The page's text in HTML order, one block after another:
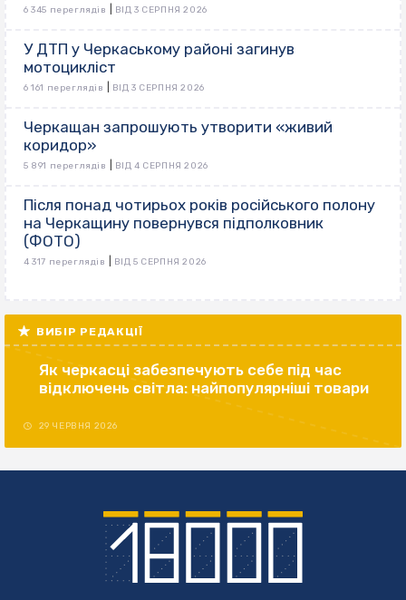
6 345 переглядів ВІД 3 СЕРПНЯ 2026
У ДТП у Черкаському районі загинув
мотоцикліст
6 161 переглядів ВІД 3 СЕРПНЯ 2026
Черкащан запрошують утворити «живий
коридор»
5 891 переглядів ВІД 4 СЕРПНЯ 2026
Після понад чотирьох років російського полону
на Черкащину повернувся підполковник
(ФОТО)
4 317 переглядів ВІД 5 СЕРПНЯ 2026
ВИБІР РЕДАКЦІЇ
Як черкасці забезпечують себе під час
відключень світла: найпопулярніші товари
29 ЧЕРВНЯ 2026